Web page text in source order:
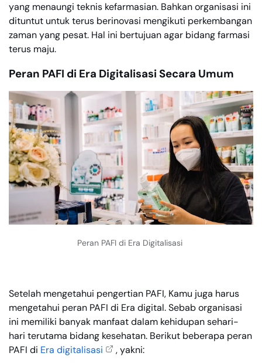
yang menaungi teknis kefarmasian. Bahkan organisasi ini
dituntut untuk terus berinovasi mengikuti perkembangan
zaman yang pesat. Hal ini bertujuan agar bidang farmasi
terus maju.
Peran PAFI di Era Digitalisasi Secara Umum
Peran PAFI di Era Digitalisasi
Setelah mengetahui pengertian PAFI, Kamu juga harus
mengetahui peran PAFI di Era digital. Sebab organisasi
ini memiliki banyak manfaat dalam kehidupan sehari-
hari terutama bidang kesehatan. Berikut beberapa peran
PAFI di Era digitalisasi
, yakni: